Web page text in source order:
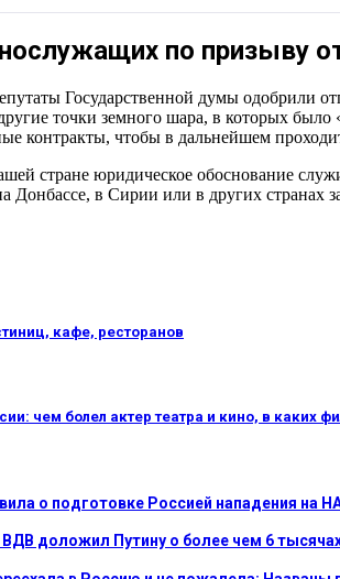
по призыву
Государственной думы одобрили
точки земного шара, в которых было
контракты, чтобы в дальнейшем
стране юридическое обоснование
Донбассе, в Сирии или в других странах
кафе, ресторанов
чем болел актер театра и кино, в каких
о подготовке Россией нападения на
доложил Путину о более чем 6